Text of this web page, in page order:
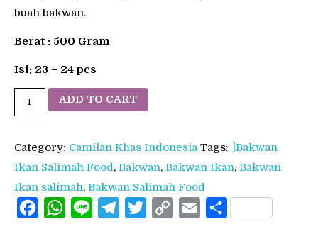
buah bakwan.
Berat : 500 Gram
Isi: 23 – 24 pcs
Bakwan
Ikan
Food
quantity
ADD TO CART
Category: Camilan Khas Indonesia Tags:
]Bakwan
Ikan Salimah Food, Bakwan, Bakwan Ikan, Bakwan
Ikan salimah, Bakwan Salimah Food
FacebookWhatsApp
Line TelegramTwitterCopy
EmailShare